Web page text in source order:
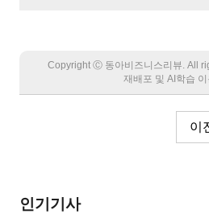
Copyright Ⓒ 동아비즈니스리뷰. All
재배포 및 AI학습 이
이
인기기사